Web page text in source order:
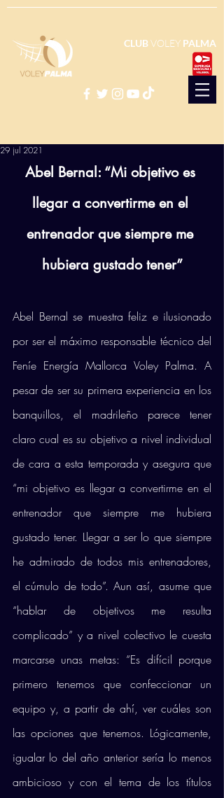
CLUBVOLEY PALMA
29 jul 2021
Abel Bernal: “Mi objetivo es
llegar a convertirme en el
entrenador que siempre me
hubiera gustado tener”
Abel Bernal se muestra feliz e ilusionado
por ser el máximo responsable técnico del
Feníe Energía Mallorca Voley Palma. A
pesar de ser su primera experiencia en los
banquillos, el madrileño parece tener
claro cual es su objetivo a nivel individual
de cara a esta temporada y asegura que
“mi objetivo es llegar a convertirme en el
entrenador que siempre me hubiera
gustado tener. Llegar a ser lo que siempre
he admirado de todos mis entrenadores,
el cúmulo de todo”. Aun así, asume que
“hablar de objetivos me resulta
complicado” y a nivel colectivo le cuesta
marcarse unas metas: “Es difícil porque
primero tenemos que confeccionar un
equipo y, a partir de ahí, ver cuáles son
las opciones que tenemos. Lógicamente,
igualar lo del año anterior sería lo menos
ambicioso y con el tema de los títulos